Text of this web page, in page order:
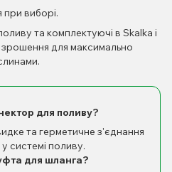
при виборі.
та комплектуючі в Skalka і
для максимально
для поливу?
та герметичне з'єднання
системі поливу.
для шланга?